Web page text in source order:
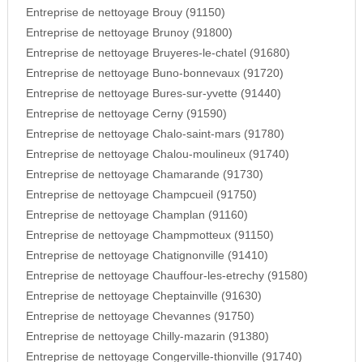
Entreprise de nettoyage Brouy (91150)
Entreprise de nettoyage Brunoy (91800)
Entreprise de nettoyage Bruyeres-le-chatel (91680)
Entreprise de nettoyage Buno-bonnevaux (91720)
Entreprise de nettoyage Bures-sur-yvette (91440)
Entreprise de nettoyage Cerny (91590)
Entreprise de nettoyage Chalo-saint-mars (91780)
Entreprise de nettoyage Chalou-moulineux (91740)
Entreprise de nettoyage Chamarande (91730)
Entreprise de nettoyage Champcueil (91750)
Entreprise de nettoyage Champlan (91160)
Entreprise de nettoyage Champmotteux (91150)
Entreprise de nettoyage Chatignonville (91410)
Entreprise de nettoyage Chauffour-les-etrechy (91580)
Entreprise de nettoyage Cheptainville (91630)
Entreprise de nettoyage Chevannes (91750)
Entreprise de nettoyage Chilly-mazarin (91380)
Entreprise de nettoyage Congerville-thionville (91740)